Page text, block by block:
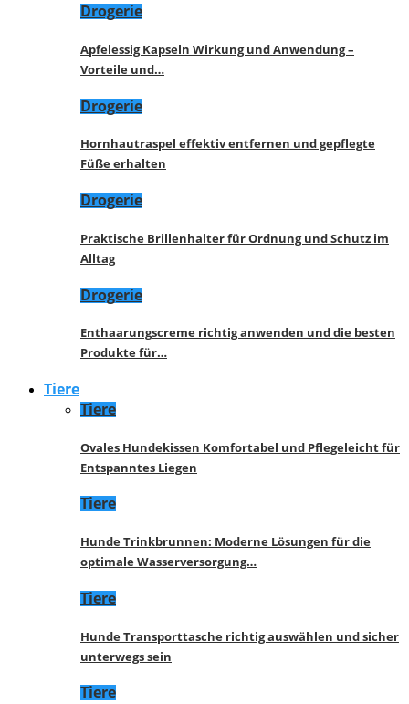
Drogerie
Apfelessig Kapseln Wirkung und Anwendung –
Vorteile und…
Drogerie
Hornhautraspel effektiv entfernen und gepflegte
Füße erhalten
Drogerie
Praktische Brillenhalter für Ordnung und Schutz im
Alltag
Drogerie
Enthaarungscreme richtig anwenden und die besten
Produkte für…
Tiere
Tiere
Ovales Hundekissen Komfortabel und Pflegeleicht für
Entspanntes Liegen
Tiere
Hunde Trinkbrunnen: Moderne Lösungen für die
optimale Wasserversorgung…
Tiere
Hunde Transporttasche richtig auswählen und sicher
unterwegs sein
Tiere